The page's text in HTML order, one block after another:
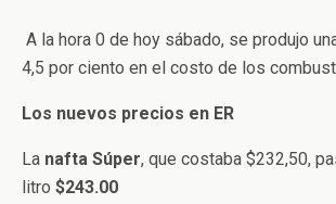
A la hora 0 de hoy sábado, se produjo
4,5 por ciento en el costo de los
Los nuevos precios en ER
La nafta Súper, que costaba $232,50,
litro $243.00